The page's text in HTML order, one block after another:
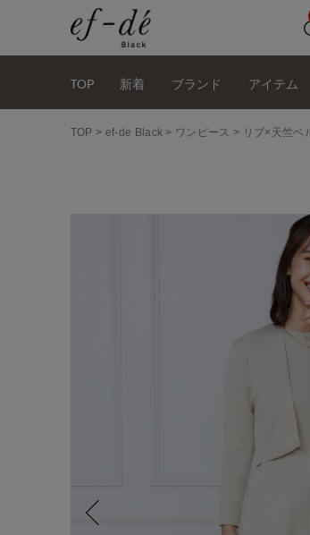
TOP 新着 ブランド アイテム
TOP ef-de Black ワンピース リブ×天竺ベ